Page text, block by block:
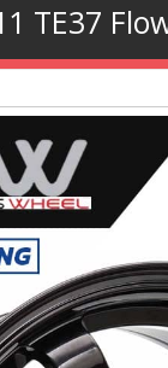
TE37